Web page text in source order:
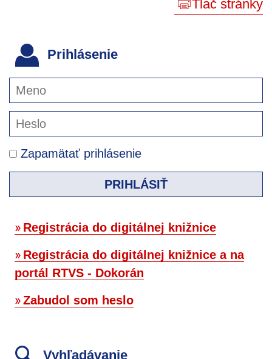
Tlač stránky
Prihlásenie
Zapamätať prihlásenie
PRIHLÁSIŤ
Registrácia do digitálnej knižnice
Registrácia do digitálnej knižnice a na
portál RTVS - Dokorán
Zabudol som heslo
Vyhľadávanie